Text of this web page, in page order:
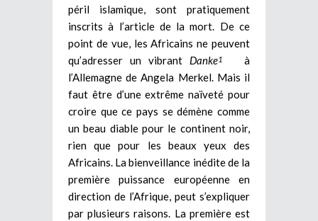
péril islamique, sont pratiquement
inscrits à l’article de la mort. De ce
point de vue, les Africains ne peuvent
qu’adresser un vibrant Danke1
à
l’Allemagne de Angela Merkel. Mais il
faut être d’une extrême naïveté pour
croire que ce pays se démène comme
un beau diable pour le continent noir,
rien que pour les beaux yeux des
Africains. La bienveillance inédite de la
première puissance européenne en
direction de l’Afrique, peut s’expliquer
par plusieurs raisons. La première est